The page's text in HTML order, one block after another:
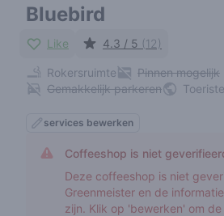
Bluebird
Like 4.3 / 5 (12)
Rokersruimte
Pinnen mogelijk
Gemakkelijk parkeren
services bewerken
Coffeeshop is niet
Deze coffeeshop is niet
Greenmeister en de
zijn. Klik op 'bewerken' om